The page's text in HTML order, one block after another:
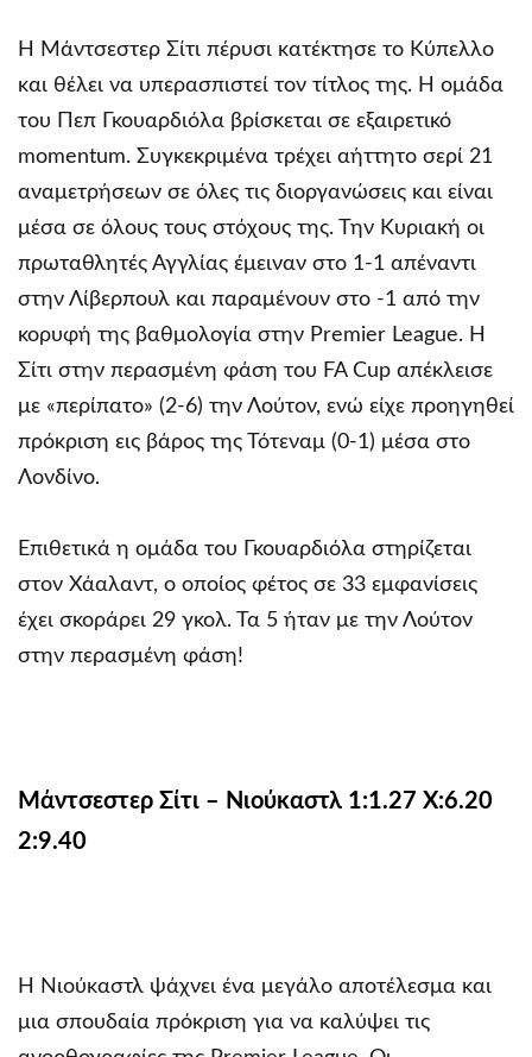
Η Μάντσεστερ Σίτι πέρυσι κατέκτησε το Κύπελλο
και θέλει να υπερασπιστεί τον τίτλος της. Η ομάδα
του Πεπ Γκουαρδιόλα βρίσκεται σε εξαιρετικό
momentum. Συγκεκριμένα τρέχει αήττητο σερί 21
αναμετρήσεων σε όλες τις διοργανώσεις και είναι
μέσα σε όλους τους στόχους της. Την Κυριακή οι
πρωταθλητές Αγγλίας έμειναν στο 1-1 απέναντι
στην Λίβερπουλ και παραμένουν στο -1 από την
κορυφή της βαθμολογία στην Premier League. Η
Σίτι στην περασμένη φάση του FA Cup απέκλεισε
με «περίπατο» (2-6) την Λούτον, ενώ είχε προηγηθεί
πρόκριση εις βάρος της Τότεναμ (0-1) μέσα στο
Λονδίνο.
Επιθετικά η ομάδα του Γκουαρδιόλα στηρίζεται
στον Χάαλαντ, ο οποίος φέτος σε 33 εμφανίσεις
έχει σκοράρει 29 γκολ. Τα 5 ήταν με την Λούτον
στην περασμένη φάση!
Μάντσεστερ Σίτι – Νιούκαστλ 1:1.27 Χ:6.20
2:9.40
Η Νιούκαστλ ψάχνει ένα μεγάλο αποτέλεσμα και
μια σπουδαία πρόκριση για να καλύψει τις